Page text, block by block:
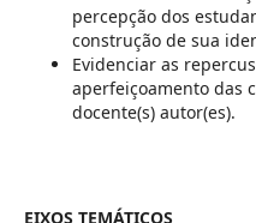
percepção dos
construção de sua
Evidenciar as
aperfeiçoamento das
docente(s) autor(es).
EIXOS TEMÁTICOS